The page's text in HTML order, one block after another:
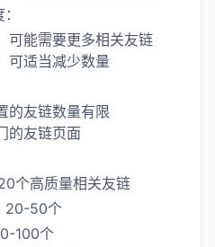
可能需要更多相关友链
可适当减少数量
的友链数量有限
的友链页面
个高质量相关友链
20-50个
100个